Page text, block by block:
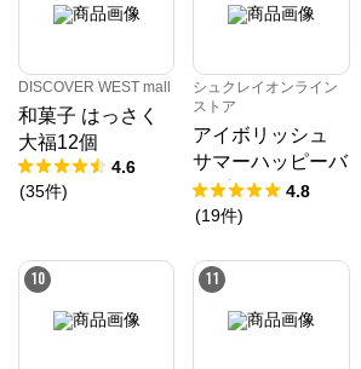
DISCOVER WEST mall
和菓子 はっさく
大福12個
4.6
(35件)
シュクレイオンライン
ストア
アイボリッシュ
サマーハッピーバ
ッグ2026 4.8
(19件)
10 11
全国から厳選されたお米と、お米に相性
お供、出汁などの食品や、食器・調理道